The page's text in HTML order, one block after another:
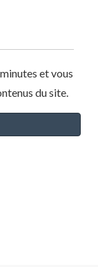
et vous
du site.